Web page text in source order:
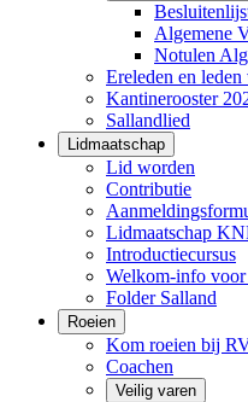
Algemene
Notulen
Ereleden en
Kantinerooster
Sallandlied
Lidmaatschap
Lid worden
Contributie
Lidmaatschap
Introductiecursus
Welkom-info voor
Folder Salland
Roeien
Kom roeien bij
Coachen
Veilig varen